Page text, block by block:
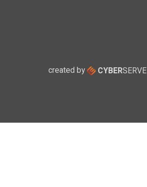
created by CYBERSERVE